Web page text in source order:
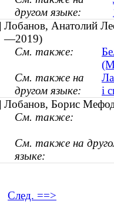
другом языке:
Лобанов, Анатолий
—2019)
См. также:
См. также на
другом языке:
і
Лобанов, Борис
См. также:
См. также на
языке:
След. ==>